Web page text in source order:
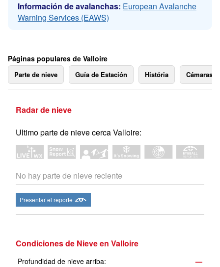
Información de avalanchas: European Avalanche
Warning Services (EAWS)
Páginas populares de Valloire
Parte de nieve Guía de Estación História Cámaras
Radar de nieve
Ultimo parte de nieve cerca Valloire:
No hay parte de nieve reciente
Presentar el reporte
Condiciones de Nieve en Valloire
Profundidad de nieve arriba:
—